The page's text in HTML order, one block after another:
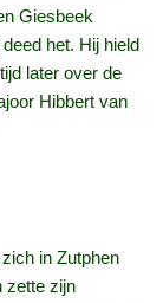
Giesbeek
het. Hij hield
later over de
Hibbert van
in Zutphen
zette zijn